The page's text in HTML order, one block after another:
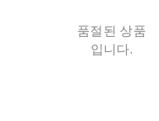
품절된 상품
입니다.